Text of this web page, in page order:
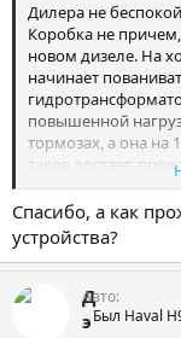
Дилера не
Коробка не
новом дизеле. На
начинает
повышенной
тормозах, а она на
такое достает,
головного
ехать во время
Спасибо, а как
устройства?
Д
э
Авто
Был Haval